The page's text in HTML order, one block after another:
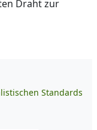
Draht zur
Standards